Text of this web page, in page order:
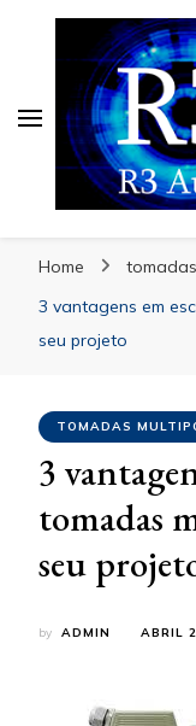
Blog
Home
3 vantagens em
seu projeto
TOMADAS
3
tomadas
seu
by ADMIN ABRIL